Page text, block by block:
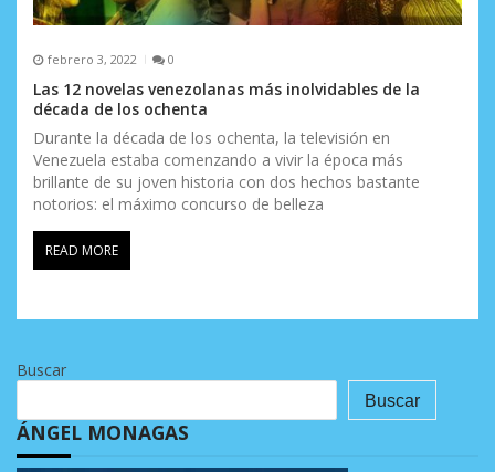
febrero 3, 2022 0
Las 12 novelas venezolanas más inolvidables de la
década de los ochenta
Durante la década de los ochenta, la televisión en
Venezuela estaba comenzando a vivir la época más
brillante de su joven historia con dos hechos bastante
notorios: el máximo concurso de belleza
READ MORE
Buscar
Buscar
ÁNGEL MONAGAS